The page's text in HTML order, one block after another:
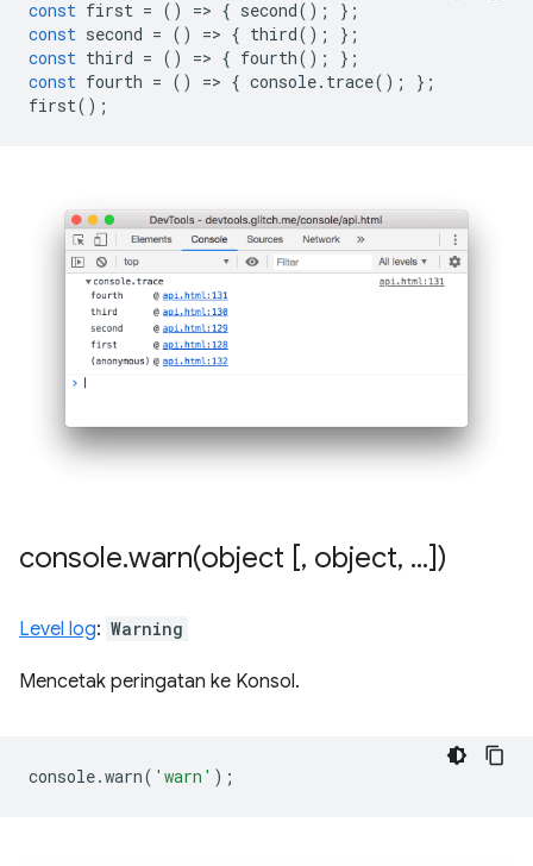
const first = () => { second();
};
const second = () => { third();
};
const third = () => { fourth();
};
const fourth = () => { console. trace();
};
first();
console.warn(object [, object, ...])
Level log: Warning
Mencetak peringatan ke Konsol.
console.warn( 'warn' );